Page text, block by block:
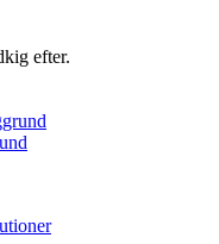
efter.